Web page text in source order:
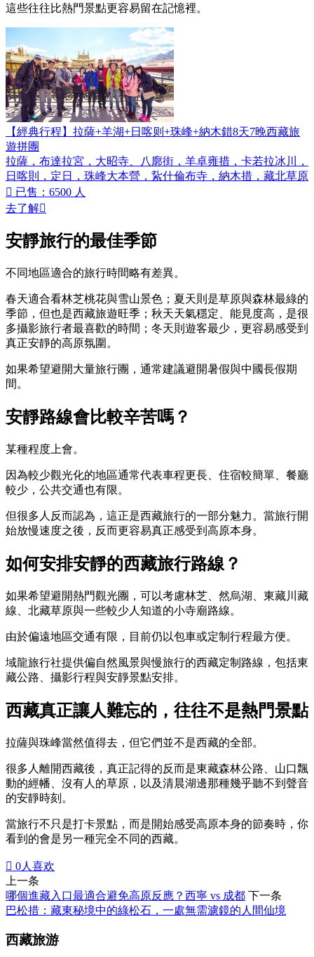
這些往往比熱門景點更容易留在記憶裡。
【經典行程】拉薩+羊湖+日喀则+珠峰+納木錯8天7晚西藏旅
遊拼團
拉薩，布達拉宮，大昭寺、八廓街，羊卓雍措，卡若拉冰川，
日喀則，定日，珠峰大本營，紥什倫布寺，納木措，藏北草原
 已售：6500 人
去了解
安靜旅行的最佳季節
不同地區適合的旅行時間略有差異。
春天適合看林芝桃花與雪山景色；夏天則是草原與森林最綠的
季節，但也是西藏旅遊旺季；秋天天氣穩定、能見度高，是很
多攝影旅行者最喜歡的時間；冬天則遊客最少，更容易感受到
真正安靜的高原氛圍。
如果希望避開大量旅行團，通常建議避開暑假與中國長假期
間。
安靜路線會比較辛苦嗎？
某種程度上會。
因為較少觀光化的地區通常代表車程更長、住宿較簡單、餐廳
較少，公共交通也有限。
但很多人反而認為，這正是西藏旅行的一部分魅力。當旅行開
始放慢速度之後，反而更容易真正感受到高原本身。
如何安排安靜的西藏旅行路線？
如果希望避開熱門觀光團，可以考慮林芝、然烏湖、東藏川藏
線、北藏草原與一些較少人知道的小寺廟路線。
由於偏遠地區交通有限，目前仍以包車或定制行程最方便。
域龍旅行社提供偏自然風景與慢旅行的西藏定制路線，包括東
藏公路、攝影行程與安靜景點安排。
西藏真正讓人難忘的，往往不是熱門景點
拉薩與珠峰當然值得去，但它們並不是西藏的全部。
很多人離開西藏後，真正記得的反而是東藏森林公路、山口飄
動的經幡、沒有人的草原，以及清晨湖邊那種幾乎聽不到聲音
的安靜時刻。
當旅行不只是打卡景點，而是開始感受高原本身的節奏時，你
看到的會是另一種完全不同的西藏。
 0人喜欢
上一条
哪個進藏入口最適合避免高原反應？西寧 vs 成都 下一条
巴松措：藏東秘境中的綠松石，一處無需濾鏡的人間仙境
西藏旅游